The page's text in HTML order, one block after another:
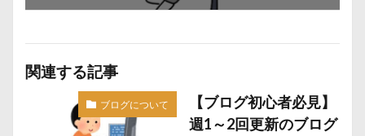
関連する記事
ブログについて
【ブログ初心者必見】
週1～2回更新のブログ